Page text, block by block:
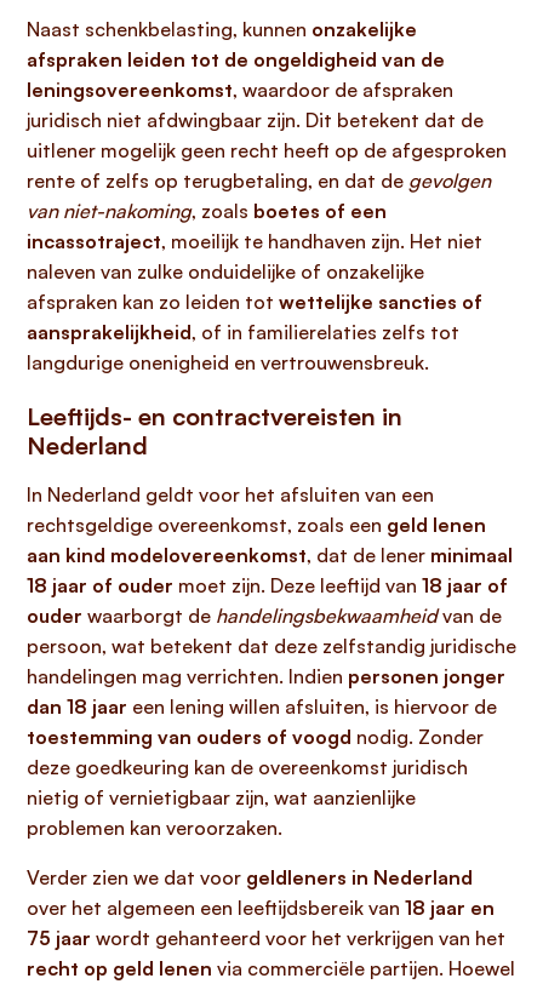
Naast schenkbelasting, kunnen onzakelijke
afspraken leiden tot de ongeldigheid van de
leningsovereenkomst, waardoor de afspraken
juridisch niet afdwingbaar zijn. Dit betekent dat de
uitlener mogelijk geen recht heeft op de afgesproken
rente of zelfs op terugbetaling, en dat de gevolgen
van niet-nakoming, zoals boetes of een
incassotraject, moeilijk te handhaven zijn. Het niet
naleven van zulke onduidelijke of onzakelijke
afspraken kan zo leiden tot wettelijke sancties of
aansprakelijkheid, of in familierelaties zelfs tot
langdurige onenigheid en vertrouwensbreuk.
Leeftijds- en contractvereisten in
Nederland
In Nederland geldt voor het afsluiten van een
rechtsgeldige overeenkomst, zoals een geld lenen
aan kind modelovereenkomst, dat de lener minimaal
18 jaar of ouder moet zijn. Deze leeftijd van 18 jaar of
ouder waarborgt de handelingsbekwaamheidvan de
persoon, wat betekent dat deze zelfstandig juridische
handelingen mag verrichten. Indien personen jonger
dan 18 jaar een lening willen afsluiten, is hiervoor de
toestemming van ouders of voogd nodig. Zonder
deze goedkeuring kan de overeenkomst juridisch
nietig of vernietigbaar zijn, wat aanzienlijke
problemen kan veroorzaken.
Verder zien we dat voor geldleners in Nederland
over het algemeen een leeftijdsbereik van 18 jaar en
75 jaar wordt gehanteerd voor het verkrijgen van het
recht op geld lenen via commerciële partijen. Hoewel